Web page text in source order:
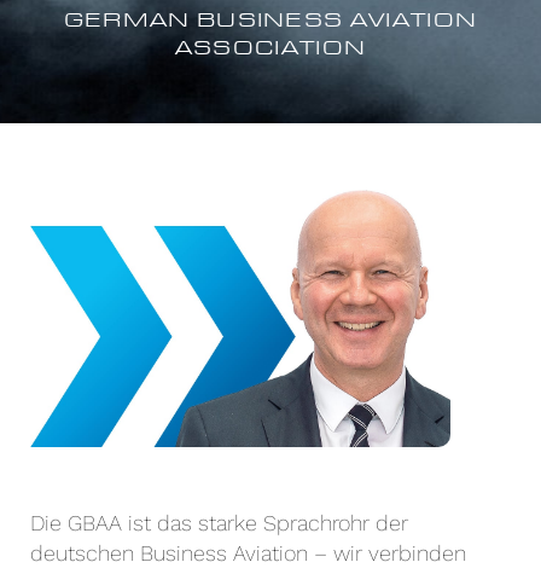
GERMAN BUSINESS AVIATION
ASSOCIATION
Die GBAA ist das starke Sprachrohr der
deutschen Business Aviation – wir verbinden